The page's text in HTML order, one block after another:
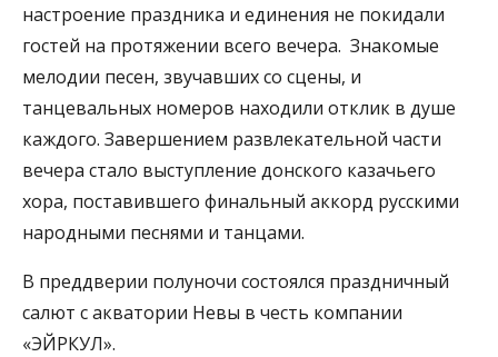
настроение праздника и единения не покидали
гостей на протяжении всего вечера. Знакомые
мелодии песен, звучавших со сцены, и
танцевальных номеров находили отклик в душе
каждого. Завершением развлекательной части
вечера стало выступление донского казачьего
хора, поставившего финальный аккорд русскими
народными песнями и танцами.
В преддверии полуночи состоялся праздничный
салют с акватории Невы в честь компании
«ЭЙРКУЛ».